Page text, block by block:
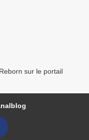
sur le portail